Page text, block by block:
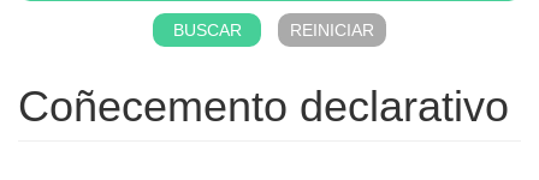
Coñecemento declarativo